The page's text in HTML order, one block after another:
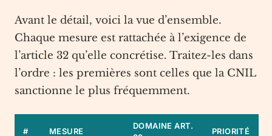
Avant le détail, voici la vue d’ensemble.
Chaque mesure est rattachée à l’exigence de
l’article 32 qu’elle concrétise. Traitez-les dans
l’ordre : les premières sont celles que la CNIL
sanctionne le plus fréquemment.
# MESURE
DOMAINE ART.
PRIORITÉ